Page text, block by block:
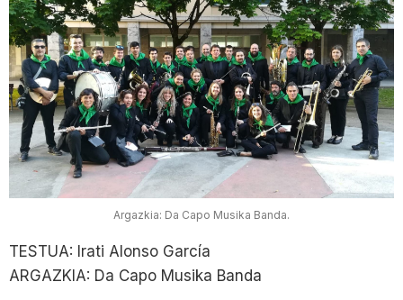
Argazkia: Da Capo Musika Banda.
TESTUA: Irati Alonso García
ARGAZKIA: Da Capo Musika Banda